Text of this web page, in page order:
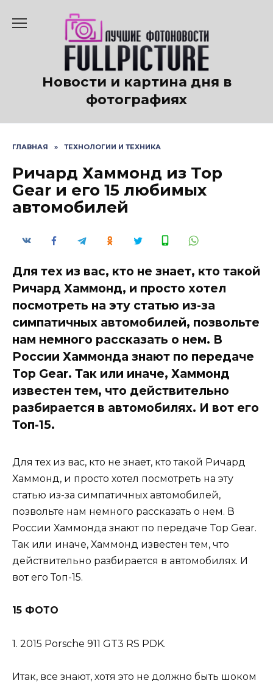
содержанию
Новости и картина дня в
фотографиях
ГЛАВНАЯ » ТЕХНОЛОГИИ И ТЕХНИКА
Ричард Хаммонд из Top
Gear и его 15 любимых
автомобилей
Для тех из вас, кто не знает, кто такой
Ричард Хаммонд, и просто хотел
посмотреть на эту статью из-за
симпатичных автомобилей, позвольте
нам немного рассказать о нем. В
России Хаммонда знают по передаче
Top Gear. Так или иначе, Хаммонд
известен тем, что действительно
разбирается в автомобилях. И вот его
Топ-15.
Для тех из вас, кто не знает, кто такой Ричард
Хаммонд, и просто хотел посмотреть на эту
статью из-за симпатичных автомобилей,
позвольте нам немного рассказать о нем. В
России Хаммонда знают по передаче Top Gear.
Так или иначе, Хаммонд известен тем, что
действительно разбирается в автомобилях. И
вот его Топ-15.
15 ФОТО
1. 2015 Porsche 911 GT3 RS PDK.
Итак, все знают, хотя это не должно быть шоком